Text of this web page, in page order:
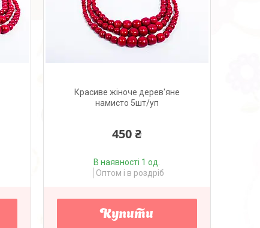
Красиве жіноче дерев'яне
намисто 5шт/уп
450 ₴
В наявності 1 од.
Оптом і в роздріб
Купити